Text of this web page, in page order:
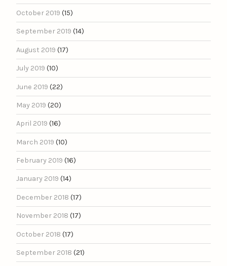
October 2019 (15)
September 2019 (14)
August 2019 (17)
July 2019 (10)
June 2019 (22)
May 2019 (20)
April 2019 (16)
March 2019 (10)
February 2019 (16)
January 2019 (14)
December 2018 (17)
November 2018 (17)
October 2018 (17)
September 2018 (21)